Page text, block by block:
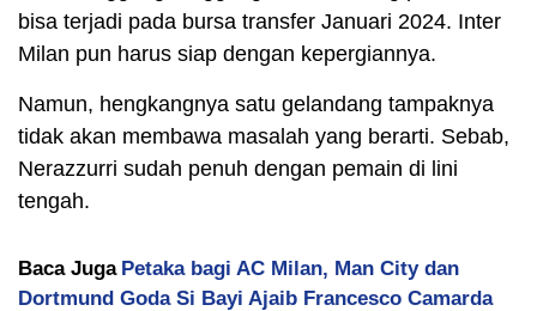
bisa terjadi pada bursa transfer Januari 2024. Inter
Milan pun harus siap dengan kepergiannya.
Namun, hengkangnya satu gelandang tampaknya
tidak akan membawa masalah yang berarti. Sebab,
Nerazzurri sudah penuh dengan pemain di lini
tengah.
Baca Juga Petaka bagi AC Milan, Man City dan
Dortmund Goda Si Bayi Ajaib Francesco Camarda